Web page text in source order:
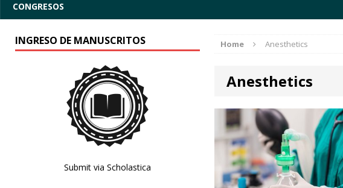
CONGRESOS
Home Anesthetics
Anesthetics
INGRESO DE MANUSCRITOS
Submit via Scholastica